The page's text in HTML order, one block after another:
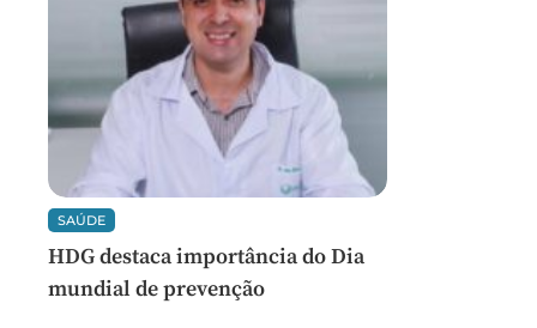
SAÚDE
HDG destaca importância do Dia
mundial de prevenção